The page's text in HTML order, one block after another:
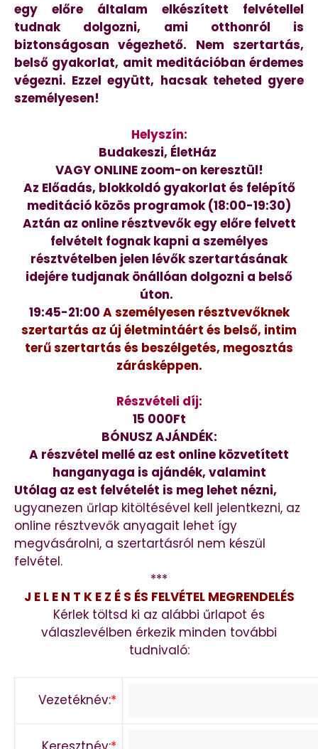
egy előre általam elkészített felvétellel
tudnak dolgozni, ami otthonról is
biztonságosan végezhető. Nem szertartás,
belső gyakorlat, amit meditációban érdemes
végezni. Ezzel együtt, hacsak teheted gyere
személyesen!
Helyszín:
Budakeszi, ÉletHáz
VAGY ONLINE zoom-on keresztül!
Az Előadás, blokkoldó gyakorlat és felépítő
meditáció közös programok (18:00-19:30)
Aztán az online résztvevők egy előre felvett
felvételt fognak kapni a személyes
résztvételben jelen lévők szertartásának
idejére tudjanak önállóan dolgozni a belső
úton.
19:45-21:00 A személyesen résztvevőknek
szertartás az új életmintáért és belső, intim
terű szertartás és beszélgetés, megosztás
zárásképpen.
Részvételi díj:
15 000Ft
BÓNUSZ AJÁNDÉK:
A részvétel mellé az est online közvetített
hanganyaga is ajándék, valamint
Utólag az est felvételét is meg lehet nézni,
ugyanezen űrlap kitöltésével kell jelentkezni, az
online résztvevők anyagait lehet így
megvásárolni, a szertartásról nem készül
felvétel.
***
J E L E N T K E Z É S ÉS FELVÉTEL MEGRENDELÉS
Kérlek töltsd ki az alábbi űrlapot és
válaszlevélben érkezik minden további
tudnivaló:
Vezetéknév:*